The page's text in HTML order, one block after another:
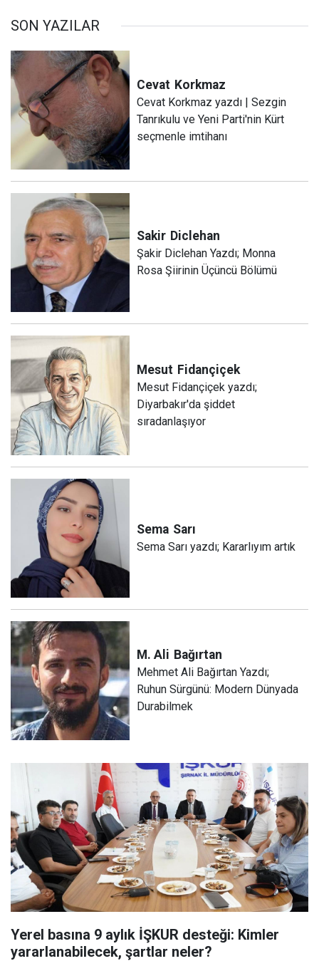
SON YAZILAR
Cevat Korkmaz
Cevat Korkmaz yazdı | Sezgin
Tanrıkulu ve Yeni Parti'nin Kürt
seçmenle imtihanı
Sakir Diclehan
Şakir Diclehan Yazdı; Monna
Rosa Şiirinin Üçüncü Bölümü
Mesut Fidançiçek
Mesut Fidançiçek yazdı;
Diyarbakır'da şiddet
sıradanlaşıyor
Sema Sarı
Sema Sarı yazdı; Kararlıyım artık
M. Ali Bağırtan
Mehmet Ali Bağırtan Yazdı;
Ruhun Sürgünü: Modern Dünyada
Durabilmek
Yerel basına 9 aylık İŞKUR desteği: Kimler
yararlanabilecek, şartlar neler?